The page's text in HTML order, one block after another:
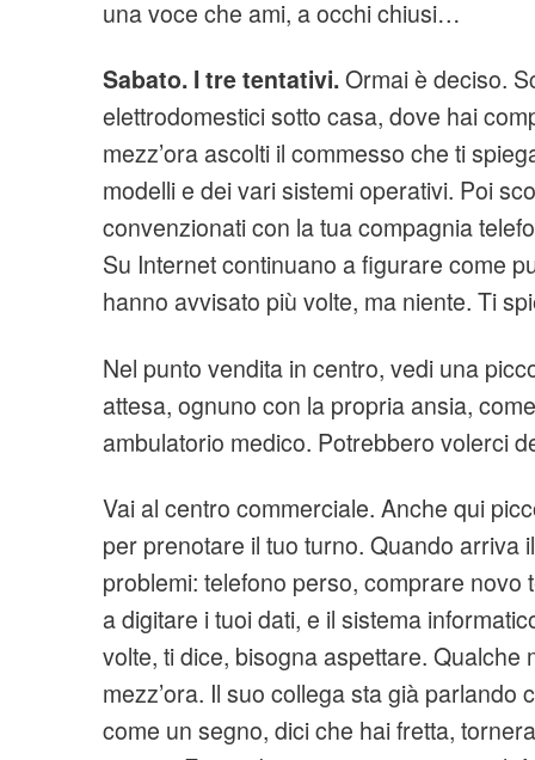
una voce che ami, a occhi chiusi…
Sabato. I tre tentativi.Ormai è deciso.
elettrodomestici sotto casa, dove hai
mezz’ora ascolti il commesso che ti
modelli e dei vari sistemi operativi. Poi
convenzionati con la tua compagnia
Su Internet continuano a figurare come
hanno avvisato più volte, ma niente. Ti
Nel punto vendita in centro, vedi una
attesa, ognuno con la propria ansia,
ambulatorio medico. Potrebbero volerci
Vai al centro commerciale. Anche qui
per prenotare il tuo turno. Quando arriva
problemi: telefono perso, comprare novo
a digitare i tuoi dati, e il sistema
volte, ti dice, bisogna aspettare. Qualche
mezz’ora. Il suo collega sta già parlando
come un segno, dici che hai fretta,